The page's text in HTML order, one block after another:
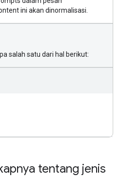
ini akan dinormalisasi.
salah satu dari hal berikut:
tentang jenis